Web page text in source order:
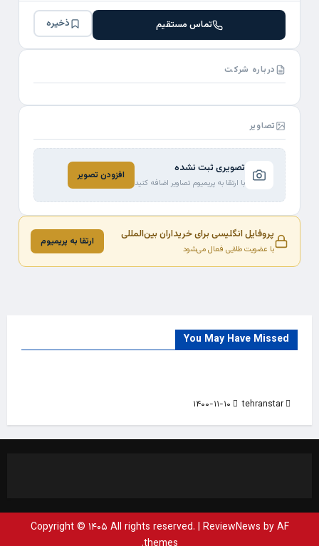
تماس مستقیم ذخیره
درباره شرکت
تصاویر
تصویری ثبت نشده
با ارتقا به پریمیوم تصاویر اضافه کنید
افزودن تصویر
پروفایل انگلیسی برای خریداران بین‌المللی
با عضویت طلایی فعال می‌شود
ارتقا به پریمیوم
You May Have Missed
Countries
India
Trade Source
tehranstar
Copyright © ۱۴۰۵ All rights reserved. | ReviewNews by AF